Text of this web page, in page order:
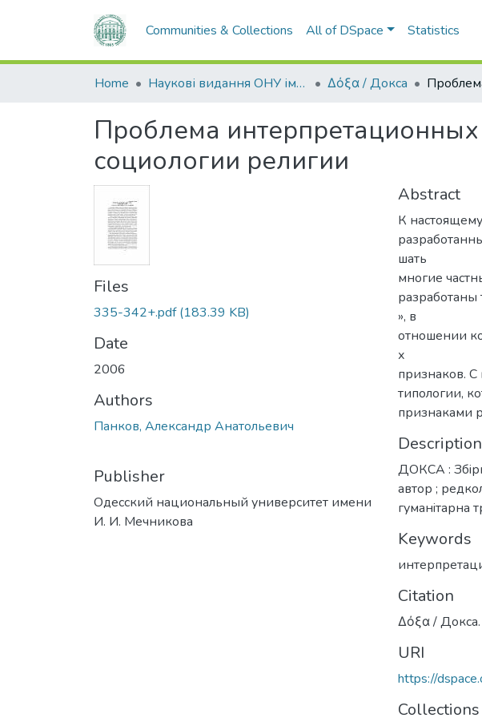
Communities & Collections All of DSpace Statistics
Home Наукові видання ОНУ імені І. І. Мечникова Δόξα / Докса
Проблема
социологии религии
Files
335-342+.pdf(183.39 KB)
Date
2006
Authors
Панков, Александр Анатольевич
Publisher
Одесский национальный университет имени
И. И. Мечникова
Abstract
К
шать
многие
разработаны
», в
отношении
х
признаков.
типологии,
признаками
Description
ДОКСА :
автор ;
гуманiтарна
Keywords
Citation
Δόξα / Докса.
URI
https://
Collections